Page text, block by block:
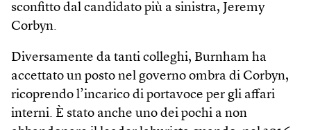
sconfitto dal candidato più a sinistra, Jeremy
Corbyn.
Diversamente da tanti colleghi, Burnham ha
accettato un posto nel governo ombra di Corbyn,
ricoprendo l’incarico di portavoce per gli affari
interni. È stato anche uno dei pochi a non